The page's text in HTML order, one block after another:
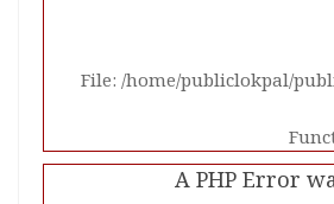
File: /home/publiclokpal/
A PHP Error